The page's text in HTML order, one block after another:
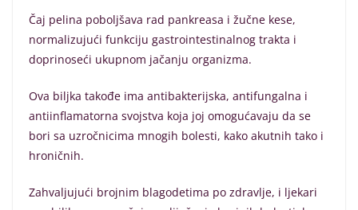
Čaj pelina poboljšava rad pankreasa i žučne kese,
normalizujući funkciju gastrointestinalnog trakta i
doprinoseći ukupnom jačanju organizma.
Ova biljka takođe ima antibakterijska, antifungalna i
antiinflamatorna svojstva koja joj omogućavaju da se
bori sa uzročnicima mnogih bolesti, kako akutnih tako i
hroničnih.
Zahvaljujući brojnim blagodetima po zdravlje, i ljekari